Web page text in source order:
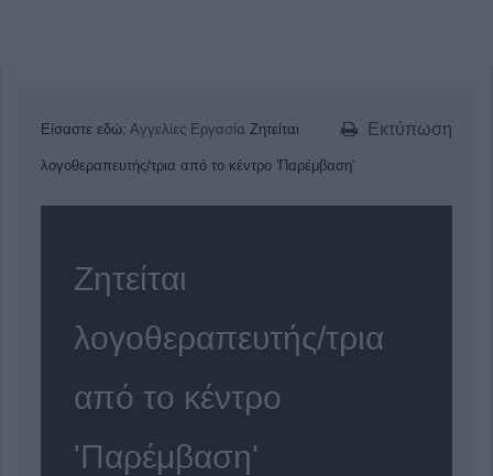
Εκτύπωση
Είσαστε εδώ: Αγγελίες Εργασία Ζητείται
λογοθεραπευτής/τρια από το κέντρο 'Παρέμβαση'
Ζητείται
λογοθεραπευτής/τρια
από το κέντρο
'Παρέμβαση'